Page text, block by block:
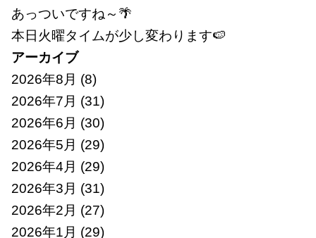
あっついですね～🌴
本日火曜タイムが少し変わります🍉
アーカイブ
2026年8月 (8)
2026年7月 (31)
2026年6月 (30)
2026年5月 (29)
2026年4月 (29)
2026年3月 (31)
2026年2月 (27)
2026年1月 (29)